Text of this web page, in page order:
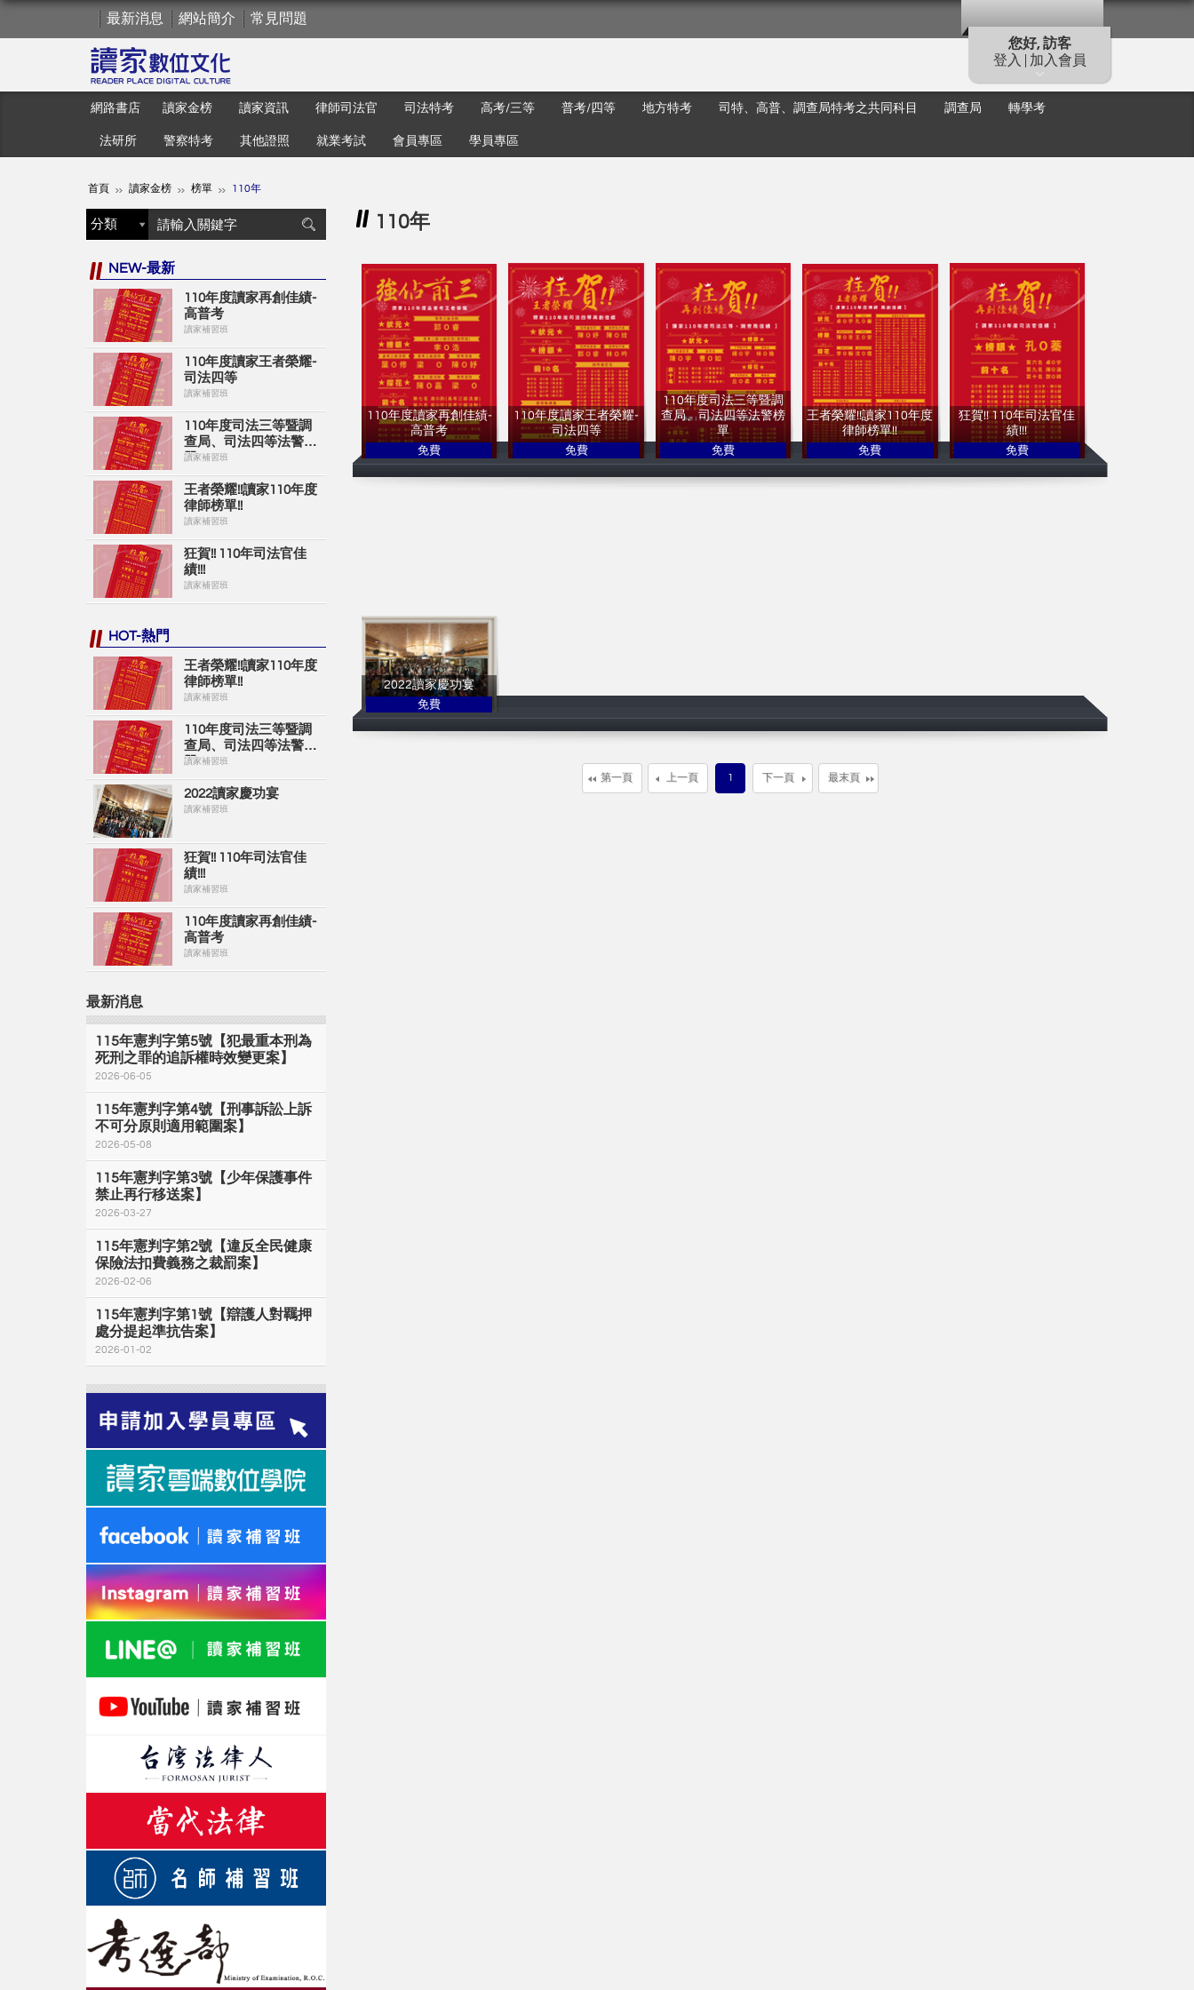
您好, 訪客
登入 | 加入會員
最新消息 網站簡介 常見問題
網路書店 讀家金榜 讀家資訊 律師司法官 司法特考 高考/三等 普考/四等 地方特考 司特、高普、調查局特考之共同科目 調查局 轉學考
法研所 警察特考 其他證照 就業考試 會員專區 學員專區
首頁 讀家金榜 榜單 110年
110年
110年度讀家再創佳績-
高普考
讀家補習班
免費
110年度讀家王者榮耀-
司法四等
讀家補習班
免費
110年度司法三等暨調
查局、司法四等法警榜
單
讀家補習班
免費
王者榮耀!!讀家110年度
律師榜單!!
讀家補習班
免費
狂賀!! 110年司法官佳
績!!!
讀家補習班
免費
2022讀家慶功宴
讀家補習班
免費
第一頁 上一頁 1 下一頁 最末頁
NEW-最新
110年度讀家再創佳績-
高普考
讀家補習班
110年度讀家王者榮耀-
司法四等
讀家補習班
110年度司法三等暨調
查局、司法四等法警榜
單
讀家補習班
王者榮耀!!讀家110年度
律師榜單!!
讀家補習班
狂賀!! 110年司法官佳
績!!!
讀家補習班
HOT-熱門
王者榮耀!!讀家110年度
律師榜單!!
讀家補習班
110年度司法三等暨調
查局、司法四等法警榜
單
讀家補習班
2022讀家慶功宴
讀家補習班
狂賀!! 110年司法官佳
績!!!
讀家補習班
110年度讀家再創佳績-
高普考
讀家補習班
最新消息
115年憲判字第5號【犯最重本刑為
死刑之罪的追訴權時效變更案】
2026-06-05
115年憲判字第4號【刑事訴訟上訴
不可分原則適用範圍案】
2026-05-08
115年憲判字第3號【少年保護事件
禁止再行移送案】
2026-03-27
115年憲判字第2號【違反全民健康
保險法扣費義務之裁罰案】
2026-02-06
115年憲判字第1號【辯護人對羈押
處分提起準抗告案】
2026-01-02